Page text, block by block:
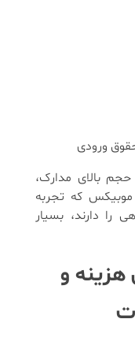
ورودی
بالای مدارک،
موبیکس که تجربه
را دارند، بسیار
و